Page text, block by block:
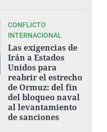
CONFLICTO
INTERNACIONAL
Las exigencias de
Irán a Estados
Unidos para
reabrir el estrecho
de Ormuz: del fin
del bloqueo naval
al levantamiento
de sanciones